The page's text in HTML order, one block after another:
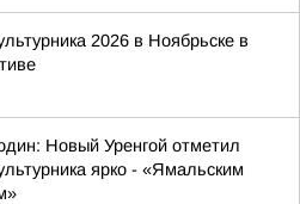
2026 в Ноябрьске в
Новый Уренгой отметил
ярко - «Ямальским